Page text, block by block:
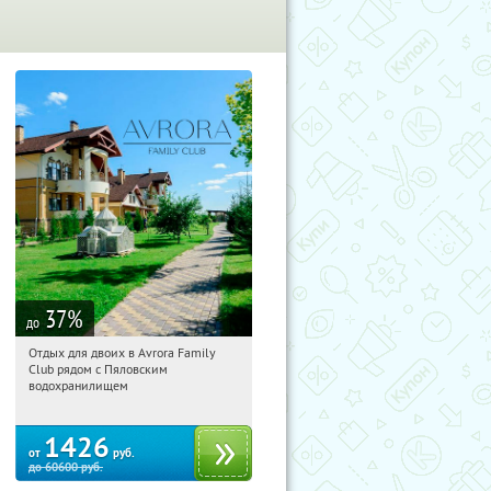
до 37%
19:29:43 Купили:
Московская обл., Мытищинский р-н,
Отдых для двоих в Avrora Family
Club рядом с Пяловским
водохранилищем
от 1426 руб.
до60600руб.